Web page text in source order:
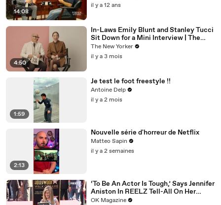
14:08
il y a 12 ans
4:50
In-Laws Emily Blunt and Stanley Tucci
Sit Down for a Mini Interview | The
New Yorker Mini Interview
The New Yorker
il y a 3 mois
1:59
Je test le foot freestyle !!
Antoine Delp
il y a 2 mois
2:13
Nouvelle série d'horreur de Netflix
Matteo Sapin
il y a 2 semaines
‘To Be An Actor Is Tough,’ Says Jennifer
Aniston In REELZ Tell-All On Her
Highs & Lows
OK Magazine